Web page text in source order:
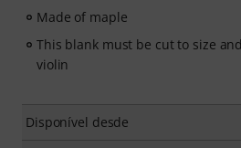
Made of maple
This blank must be cut to size
violin
Disponível desde